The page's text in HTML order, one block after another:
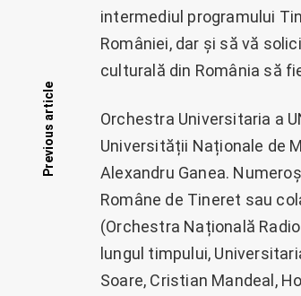
intermediul programului
României, dar și să vă
culturală din România să
Orchestra Universitaria a
Universității Naționale de
Alexandru Ganea.
Române de Tineret sau
(Orchestra Națională
lungul timpului,
Soare, Cristian Mandeal,
Posts
navigation
Previous article